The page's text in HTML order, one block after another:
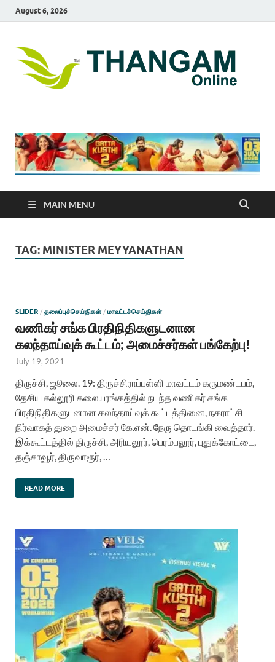
August 6, 2026
MAIN MENU
TAG: MINISTER MEYYANATHAN
SLIDER / தலைப்புச்செய்திகள் / மாவட்டச்செய்திகள்
வணிகர் சங்க பிரதிநிதிகளுடனான
கலந்தாய்வுக் கூட்டம்; அமைச்சர்கள் பங்கேற்பு!
July 19, 2021
திருச்சி, ஜூலை. 19: திருச்சிராப்பள்ளி மாவட்டம் கருமண்டபம்,
தேசிய கல்லூரி கலையரங்கத்தில் நடந்த வணிகர் சங்க
பிரதிநிதிகளுடனான கலந்தாய்வுக் கூட்டத்தினை, நகராட்சி
நிர்வாகத் துறை அமைச்சர் கே.என். நேரு தொடங்கி வைத்தார்.
இக்கூட்டத்தில் திருச்சி, அரியலூர், பெரம்பலூர், புதுக்கோட்டை,
தஞ்சாவூர், திருவாரூர், …
READ MORE